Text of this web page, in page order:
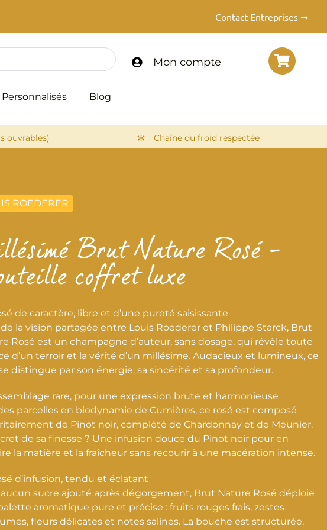
Contact Entreprises ➞
Blog
Mon compte
ouvrables) Chaîne du froid respectée
ROEDERER
Brut Nature Rosé –
coffret luxe
de caractère, libre et d’une pureté saisissante
la vision partagée entre Louis Roederer et Philippe Starck, Brut
Rosé est un champagne d’auteur, sans dosage, qui révèle toute
d’un terroir et la vérité d’un millésime. Audacieux et lumineux, ce
distingue par son énergie, sa sincérité et sa profondeur.
rare, pour une expression brute et harmonieuse
parcelles en biodynamie de Cumières, ce rosé est composé
de Pinot noir, complété de Chardonnay et de Meunier.
de sa finesse ? Une infusion douce du Pinot noir pour en
la matière et la fraîcheur sans recourir à une macération intense.
d’infusion, tendu et éclatant
aucun sucre ajouté après dégorgement, Brut Nature Rosé déploie
aromatique pure et précise : fruits rouges frais, zestes
fleurs délicates et notes salines. La bouche est structurée,